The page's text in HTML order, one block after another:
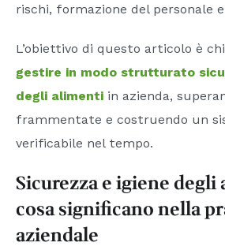
rischi, formazione del personale
L’obiettivo di questo articolo è
gestire in modo strutturato
degli alimenti in azienda,
frammentate e costruendo un
verificabile nel tempo.
Sicurezza e igiene
cosa significano nella
aziendale